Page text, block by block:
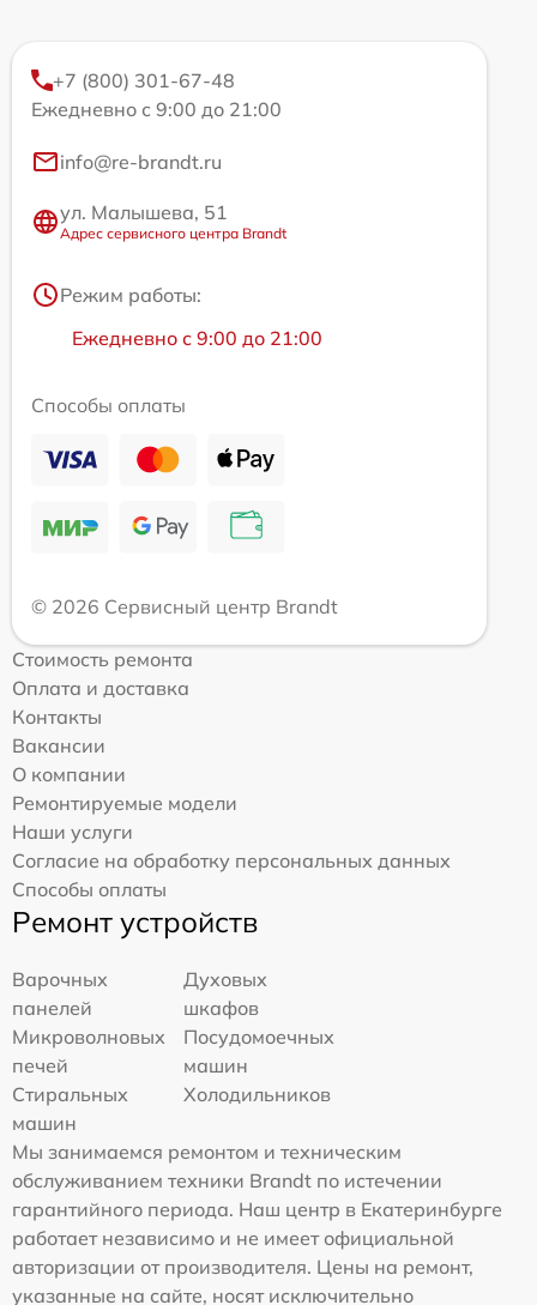
+7 (800) 301-67-48
Ежедневно с 9:00 до 21:00
info@re-brandt.ru
ул. Малышева, 51
Адрес сервисного центра Brandt
Режим работы:
Ежедневно с 9:00 до 21:00
Способы оплаты
© 2026 Сервисный центр Brandt
Стоимость ремонта
Оплата и доставка
Контакты
Вакансии
О компании
Ремонтируемые модели
Наши услуги
Согласие на обработку персональных данных
Способы оплаты
Ремонт устройств
Варочных
панелей
Духовых
шкафов
Микроволновых
печей
Посудомоечных
машин
Стиральных
машин
Холодильников
Мы занимаемся ремонтом и техническим
обслуживанием техники Brandt по истечении
гарантийного периода. Наш центр в Екатеринбурге
работает независимо и не имеет официальной
авторизации от производителя. Цены на ремонт,
указанные на сайте, носят исключительно